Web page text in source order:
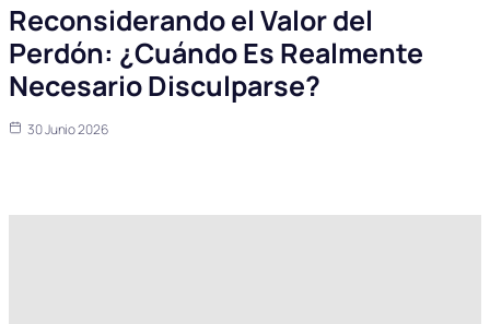
Reconsiderando el Valor del
Perdón: ¿Cuándo Es Realmente
Necesario Disculparse?
30 Junio 2026